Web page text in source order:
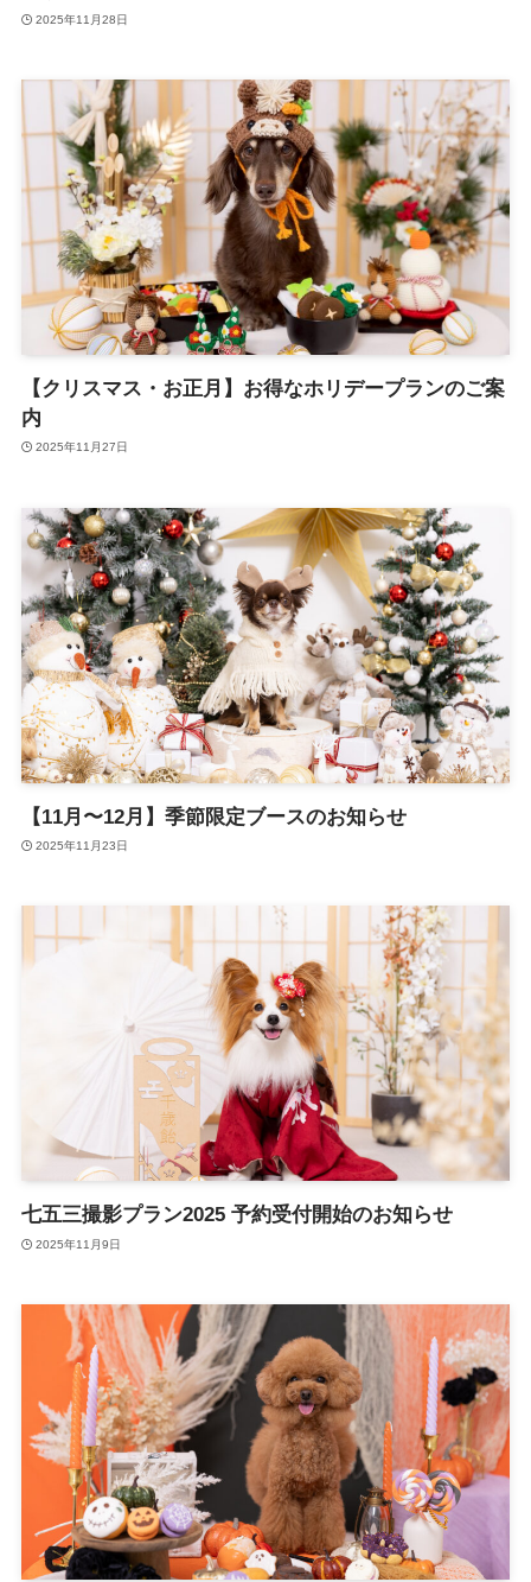
2025年11月28日
【クリスマス・お正月】お得なホリデープランのご案
内
2025年11月27日
【11月〜12月】季節限定ブースのお知らせ
2025年11月23日
七五三撮影プラン2025 予約受付開始のお知らせ
2025年11月9日